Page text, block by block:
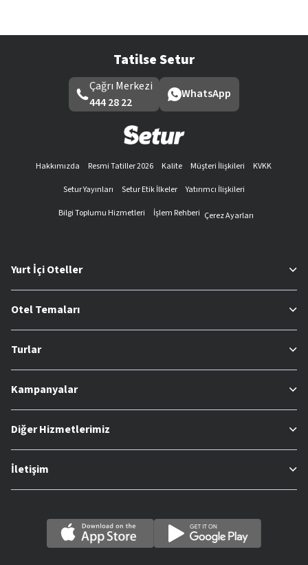
Tatilse Setur
Çağrı Merkezi
444 28 22
WhatsApp
Hakkımızda Resmi Tatiller 2026 Kalite Müşteri İlişkileri
KVKK
Setur Yayınları
Setur Etik İlkeler
Yatırımcı İlişkileri
Bilgi Toplumu Hizmetleri
İşlem Rehberi Çerez Ayarları
Yurt İçi Oteller
Otel Temaları
Turlar
Kampanyalar
Diğer Hizmetlerimiz
İletişim